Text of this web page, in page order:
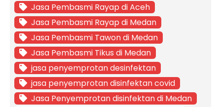
Jasa Pembasmi Rayap di Aceh
Jasa Pembasmi Rayap di Medan
Jasa Pembasmi Tawon di Medan
Jasa Pembasmi Tikus di Medan
jasa penyemprotan desinfektan
jasa penyemprotan disinfektan covid
Jasa Penyemprotan disinfektan di Medan